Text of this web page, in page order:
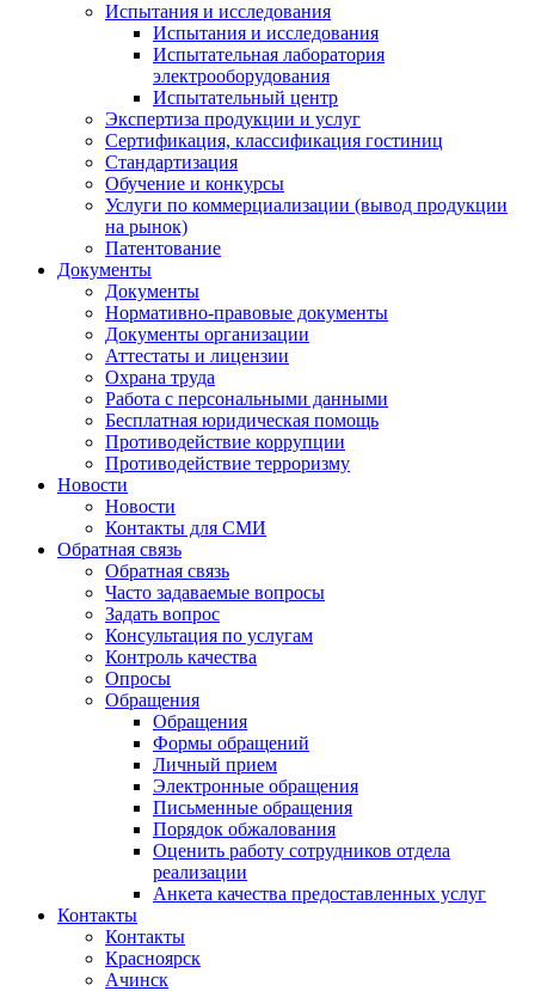
Испытания и исследования
Испытания и исследования
Испытательная лаборатория
электрооборудования
Испытательный центр
Экспертиза продукции и услуг
Сертификация, классификация гостиниц
Стандартизация
Обучение и конкурсы
Услуги по коммерциализации (вывод продукции
на рынок)
Патентование
Документы
Документы
Нормативно-правовые документы
Документы организации
Аттестаты и лицензии
Охрана труда
Работа с персональными данными
Бесплатная юридическая помощь
Противодействие коррупции
Противодействие терроризму
Новости
Новости
Контакты для СМИ
Обратная связь
Обратная связь
Часто задаваемые вопросы
Задать вопрос
Консультация по услугам
Контроль качества
Опросы
Обращения
Обращения
Формы обращений
Личный прием
Электронные обращения
Письменные обращения
Порядок обжалования
Оценить работу сотрудников отдела
реализации
Анкета качества предоставленных услуг
Контакты
Контакты
Красноярск
Ачинск